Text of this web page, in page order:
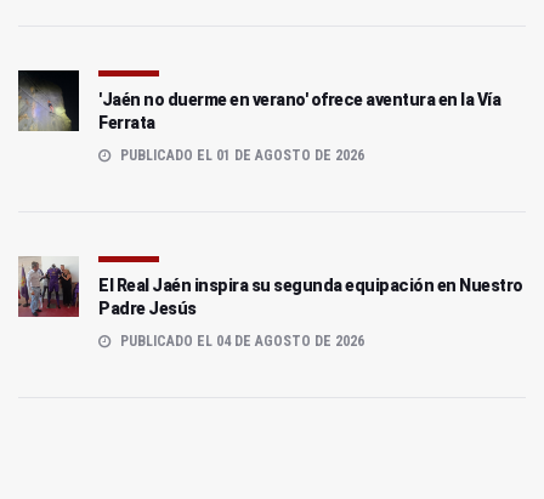
'Jaén no duerme en verano' ofrece aventura en la Vía
Ferrata
PUBLICADO EL 01 DE AGOSTO DE 2026
El Real Jaén inspira su segunda equipación en Nuestro
Padre Jesús
PUBLICADO EL 04 DE AGOSTO DE 2026